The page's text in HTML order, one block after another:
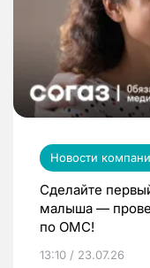
Новости
Сделайте
малыша —
по ОМС!
13:10 / 23.07.26